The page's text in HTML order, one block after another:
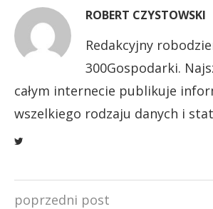
ROBERT CZYSTOWSKI
Redakcyjny
300Gospodarki.
całym internecie publikuje
wszelkiego rodzaju danych i
poprzedni post